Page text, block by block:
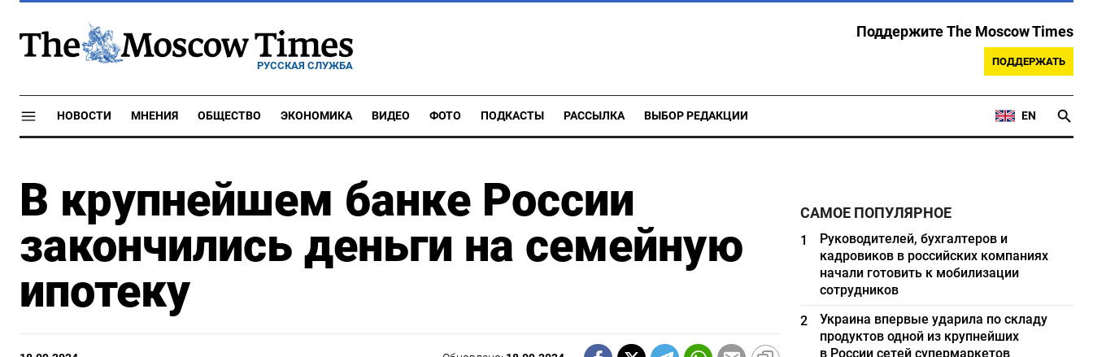
РУССКАЯ СЛУЖБА
Поддержите The Moscow Times
ПОДДЕРЖАТЬ
НОВОСТИ МНЕНИЯ ОБЩЕСТВО ЭКОНОМИКА ВИДЕО ФОТО ПОДКАСТЫ РАССЫЛКА ВЫБОР РЕДАКЦИИ EN
В крупнейшем банке России
закончились деньги на семейную
ипотеку
САМОЕ ПОПУЛЯРНОЕ
1
Руководителей, бухгалтеров и
кадровиков в российских компаниях
начали готовить к мобилизации
сотрудников
2
Украина впервые ударила по складу
продуктов одной из крупнейших
в России сетей супермаркетов